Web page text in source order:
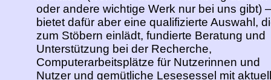
oder andere wichtige Werk nur bei uns gibt) –
bietet dafür aber eine qualifizierte Auswahl,
zum Stöbern einlädt, fundierte Beratung und
Unterstützung bei der Recherche,
Computerarbeitsplätze für Nutzerinnen und
Nutzer und gemütliche Lesesessel mit